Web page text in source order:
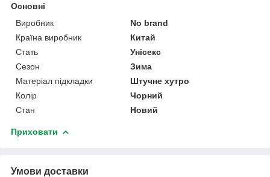
Основні
Виробник
No brand
Країна виробник
Китай
Стать
Унісекс
Сезон
Зима
Матеріал підкладки
Штучне хутро
Колір
Чорний
Стан
Новий
Приховати
Умови доставки